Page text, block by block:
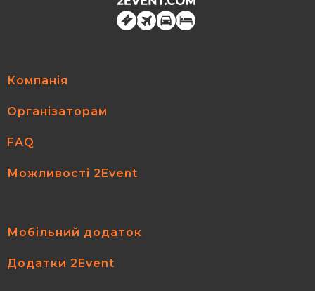
Компанія
Організаторам
FAQ
Можливості 2Event
Мобільний додаток
Додатки 2Event